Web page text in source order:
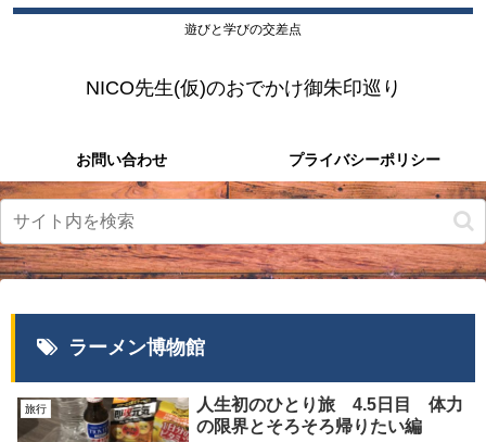
遊びと学びの交差点
NICO先生(仮)のおでかけ御朱印巡り
お問い合わせ プライバシーポリシー
ラーメン博物館
旅行
人生初のひとり旅 4.5日目 体力
の限界とそろそろ帰りたい編